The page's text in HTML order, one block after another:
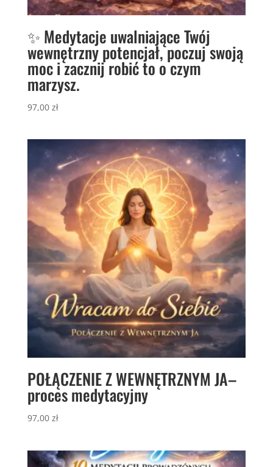
✨ Medytacje uwalniające Twój
wewnętrzny potencjał, poczuj swoją
moc i zacznij robić to o czym
marzysz.
97,00 zł
POŁĄCZENIE Z WEWNĘTRZNYM JA–
proces medytacyjny
97,00 zł